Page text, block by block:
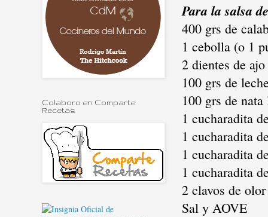
Para la salsa
400 grs de
1 cebolla (o 1
2 dientes de ajo
100 grs de
100 grs de
1 cucharadita
1 cucharadita
1 cucharadita
1 cucharadita
2 clavos de olor
Sal y AOVE
Colaboro en Comparte
Recetas